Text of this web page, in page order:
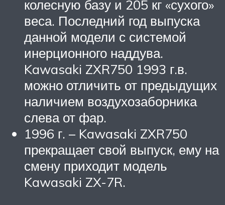
колесную базу и 205 кг «сухого»
веса. Последний год выпуска
данной модели с системой
инерционного наддува.
Kawasaki ZXR750 1993 г.в.
можно отличить от предыдущих
наличием воздухозаборника
слева от фар.
1996 г. – Kawasaki ZXR750
прекращает свой выпуск, ему на
смену приходит модель
Kawasaki ZX-7R.